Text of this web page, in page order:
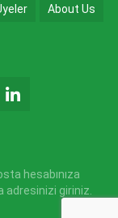
About Us
hesabınıza
adresinizi giriniz.